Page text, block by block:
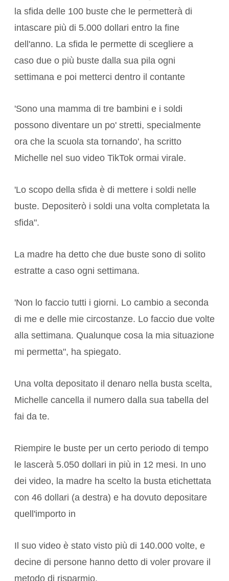
la sfida delle 100 buste che le permetterà di
intascare più di 5.000 dollari entro la fine
dell'anno. La sfida le permette di scegliere a
caso due o più buste dalla sua pila ogni
settimana e poi metterci dentro il contante
'Sono una mamma di tre bambini e i soldi
possono diventare un po' stretti, specialmente
ora che la scuola sta tornando', ha scritto
Michelle nel suo video TikTok ormai virale.
'Lo scopo della sfida è di mettere i soldi nelle
buste. Depositerò i soldi una volta completata la
sfida".
La madre ha detto che due buste sono di solito
estratte a caso ogni settimana.
'Non lo faccio tutti i giorni. Lo cambio a seconda
di me e delle mie circostanze. Lo faccio due volte
alla settimana. Qualunque cosa la mia situazione
mi permetta", ha spiegato.
Una volta depositato il denaro nella busta scelta,
Michelle cancella il numero dalla sua tabella del
fai da te.
Riempire le buste per un certo periodo di tempo
le lascerà 5.050 dollari in più in 12 mesi. In uno
dei video, la madre ha scelto la busta etichettata
con 46 dollari (a destra) e ha dovuto depositare
quell'importo in
Il suo video è stato visto più di 140.000 volte, e
decine di persone hanno detto di voler provare il
metodo di risparmio.